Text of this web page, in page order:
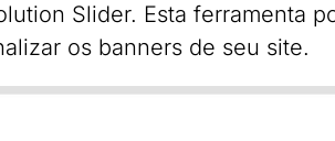
Slider. Esta ferramenta
os banners de seu site.